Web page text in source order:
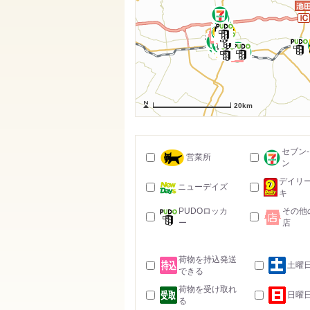
20km
営業所
セブン
ン
ニューデイズ
デイリ
キ
PUDOロッカ
ー
その他
店
荷物を持込発送
できる
土曜
荷物を受け取れ
る
日曜